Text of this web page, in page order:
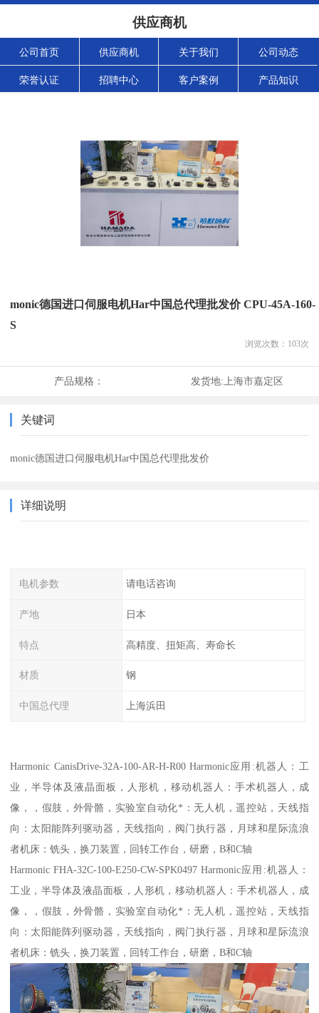
供应商机
公司首页 供应商机 关于我们 公司动态
荣誉认证 招聘中心 客户案例 产品知识
monic德国进口伺服电机Har中国总代理批发价 CPU-45A-160-
S
浏览次数： 103次
产品规格： 发货地: 上海市嘉定区
关键词
monic德国进口伺服电机Har中国总代理批发价
详细说明
电机参数 请电话咨询
产地 日本
特点 高精度、扭矩高、寿命长
材质 钢
中国总代理 上海浜田
Harmonic CanisDrive-32A-100-AR-H-R00 Harmonic应用:机器人：工
业，半导体及液晶面板，人形机，移动机器人：手术机器人，成
像，，假肢，外骨骼，实验室自动化*：无人机，遥控站，天线指
向：太阳能阵列驱动器，天线指向，阀门执行器，月球和星际流浪
者机床：铣头，换刀装置，回转工作台，研磨，B和C轴
Harmonic FHA-32C-100-E250-CW-SPK0497 Harmonic应用:机器人：
工业，半导体及液晶面板，人形机，移动机器人：手术机器人，成
像，，假肢，外骨骼，实验室自动化*：无人机，遥控站，天线指
向：太阳能阵列驱动器，天线指向，阀门执行器，月球和星际流浪
者机床：铣头，换刀装置，回转工作台，研磨，B和C轴